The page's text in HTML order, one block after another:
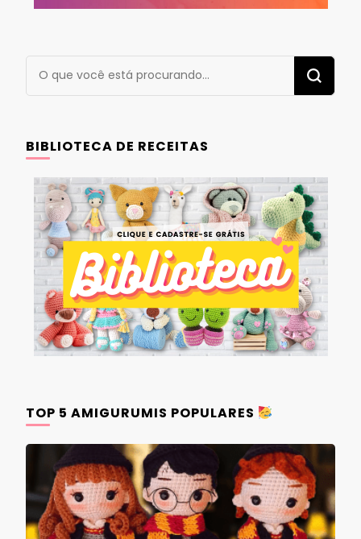
Procurando
algo?
BIBLIOTECA DE RECEITAS
TOP 5 AMIGURUMIS POPULARES